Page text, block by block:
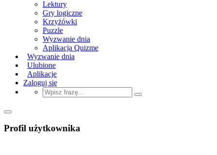
Lektury
Gry logiczne
Krzyżówki
Puzzle
Wyzwanie dnia
Aplikacja Quizme
Wyzwanie dnia
Ulubione
Aplikacje
Zaloguj się
Profil użytkownika